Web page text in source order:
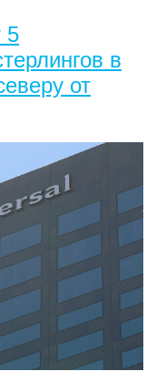
5
в
от